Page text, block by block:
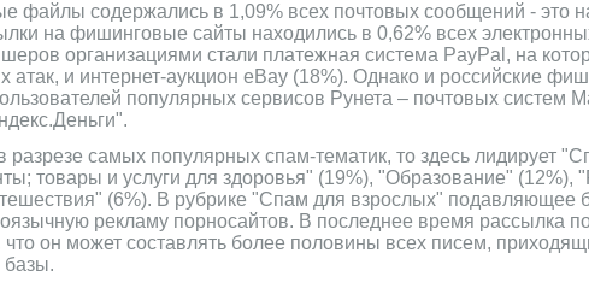
файлы содержались в 1,09% всех почтовых сообщений - это
на фишинговые сайты находились в 0,62% всех
организациями стали платежная система PayPal, на
атак, и интернет-аукцион eBay (18%). Однако и российские
популярных сервисов Рунета – почтовых систем
разрезе самых популярных спам-тематик, то здесь лидирует
товары и услуги для здоровья" (19%), "Образование" (12%),
(6%). В рубрике "Спам для взрослых" подавляющее
рекламу порносайтов. В последнее время рассылка
что он может составлять более половины всех писем,
базы.